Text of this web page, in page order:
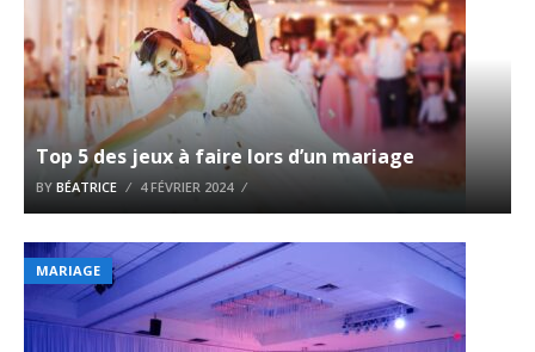
Top 5 des jeux à faire lors d’un mariage
BY BÉATRICE 4 FÉVRIER 2024
MARIAGE